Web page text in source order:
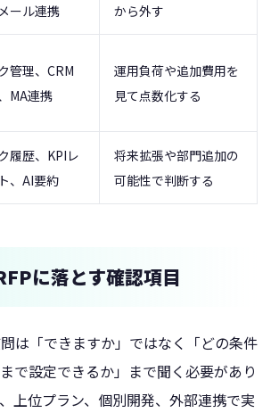
ール連携
から外す
管理、CRM
MA連携
運用負荷や追加費用を
見て点数化する
履歴、KPIレ
、AI要約
将来拡張や部門追加の
可能性で判断する
に落とす確認項目
は「できますか」ではなく「どの条件
で設定できるか」まで聞く必要があり
上位プラン、個別開発、外部連携で実